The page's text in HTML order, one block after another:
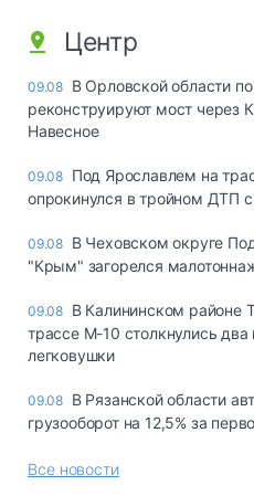
Центр
09.08 В Орловской области
реконструируют мост через
Навесное
09.08 Под Ярославлем на
опрокинулся в тройном ДТП
09.08 В Чеховском округе
"Крым" загорелся
09.08 В Калининском районе
трассе М-10 столкнулись два
легковушки
09.08 В Рязанской области
грузооборот на 12,5% за
Все новости